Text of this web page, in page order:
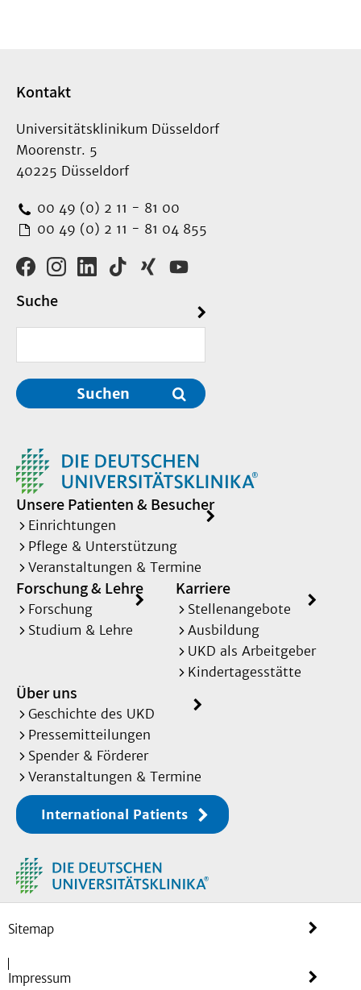
Kontakt
Universitätsklinikum Düsseldorf
Moorenstr. 5
40225 Düsseldorf
00 49 (0) 2 11 - 81 00
00 49 (0) 2 11 - 81 04 855
Suche
Suchen
Unsere Patienten & Besucher
Einrichtungen
Pflege & Unterstützung
Veranstaltungen & Termine
Forschung & Lehre
Forschung
Studium & Lehre
Karriere
Stellenangebote
Ausbildung
UKD als Arbeitgeber
Kindertagesstätte
Über uns
Geschichte des UKD
Pressemitteilungen
Spender & Förderer
Veranstaltungen & Termine
International Patients
Sitemap
Impressum